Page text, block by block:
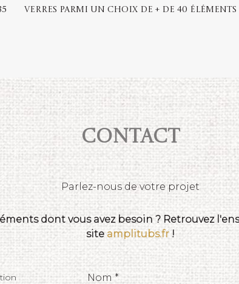
Verres parmi un choix de + de 40 éléments
Contact
Parlez-nous de votre projet
dont vous avez besoin ? Retrouvez
site amplitubs.fr !
Nom *